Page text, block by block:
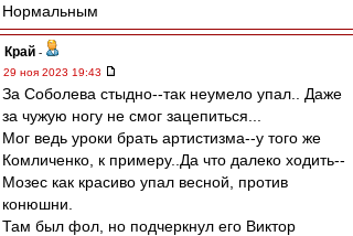
Нормальным
Край -
29 ноя 2023 19:43
За Соболева стыдно--так неумело упал.. Даже
за чужую ногу не смог зацепиться...
Мог ведь уроки брать артистизма--у того же
Комличенко, к примеру..Да что далеко ходить--
Мозес как красиво упал весной, против
конюшни.
Там был фол, но подчеркнул его Виктор